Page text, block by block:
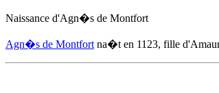
Naissance d'Agn�s de Montfort
Agn�s de Montfort na�t en 1123, fille